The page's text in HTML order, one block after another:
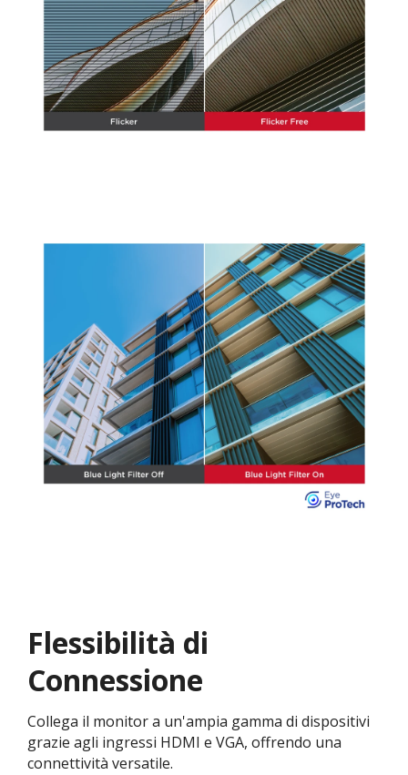
Flessibilità di
Connessione
Collega il monitor a un'ampia gamma di dispositivi
grazie agli ingressi HDMI e VGA, offrendo una
connettività versatile.